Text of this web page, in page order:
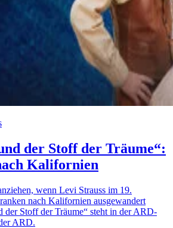
der Stoff der Träume“:
Kalifornien
wenn Levi Strauss im 19.
nach Kalifornien ausgewandert
der Stoff der Träume“ steht in der ARD-
ARD.